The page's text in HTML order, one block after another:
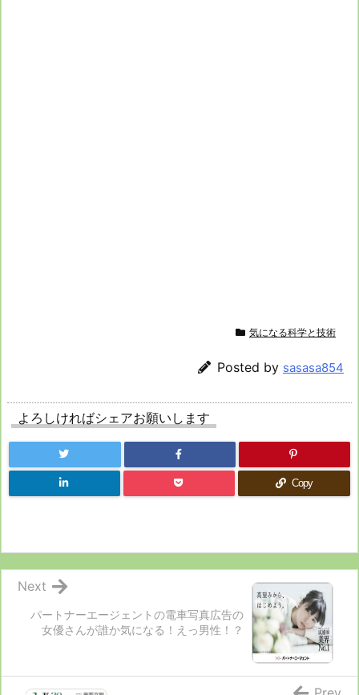
気になる科学と技術
Posted by sasasa854
よろしければシェアお願いします
Copy
パートナーエージェントの電車写真広告の
女優さんが誰か気になる！えっ男性！？
Next